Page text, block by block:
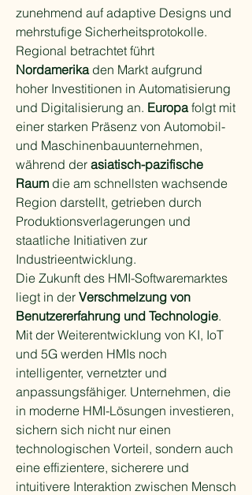
zunehmend auf adaptive Designs und
mehrstufige Sicherheitsprotokolle.
Nordamerika den Markt aufgrund
hoher Investitionen in Automatisierung
und Digitalisierung an. Europa folgt mit
einer starken Präsenz von Automobil-
und Maschinenbauunternehmen,
während der asiatisch-pazifische
Raum die am schnellsten wachsende
Region darstellt, getrieben durch
Produktionsverlagerungen und
staatliche Initiativen zur
Industrieentwicklung.
Die Zukunft des HMI-Softwaremarktes
liegt in der Verschmelzung von
Benutzererfahrung und Technologie.
Mit der Weiterentwicklung von KI, IoT
und 5G werden HMIs noch
intelligenter, vernetzter und
anpassungsfähiger. Unternehmen, die
in moderne HMI-Lösungen investieren,
sichern sich nicht nur einen
technologischen Vorteil, sondern auch
eine effizientere, sicherere und
intuitivere Interaktion zwischen Mensch